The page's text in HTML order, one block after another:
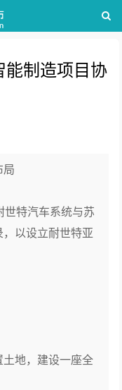
能制造项目协
局
世特汽车系统与苏
以设立耐世特亚
地，建设一座全